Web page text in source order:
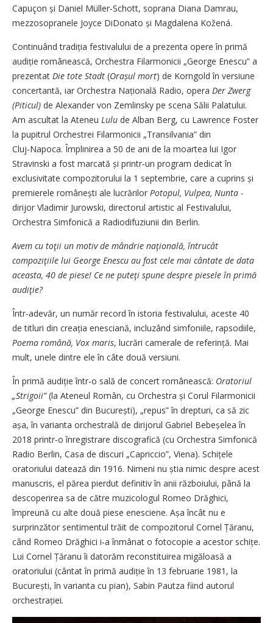
Capuçon și Daniel Müller‑Schott, soprana Diana Damrau,
mezzosopranele Joyce DiDonato și Magdalena Kožená.
Continuând tradiția festivalului de a prezenta opere în primă
audiție românească, Orchestra Filarmonicii „George Enescu” a
prezentat Die tote Stadt (Orașul mort) de Korngold în versiune
concertantă, iar Orchestra Națională Radio, opera Der Zwerg
(Piticul) de Alexander von Zemlinsky pe scena Sălii Palatului.
Am ascultat la Ateneu Lulu de Alban Berg, cu Lawrence Foster
la pupitrul Orchestrei Filarmonicii „Transilvania” din
Cluj‑Napoca. Împlinirea a 50 de ani de la moartea lui Igor
Stravinski a fost marcată și printr‑un program dedicat în
exclusivitate compozitorului la 1 septembrie, care a cuprins și
premierele românești ale lucrărilor Potopul, Vulpea, Nunta -
dirijor Vladimir Jurowski, directorul artistic al Festivalului,
Orchestra Simfonică a Radiodifuziunii din Berlin.
Avem cu toţii un motiv de mândrie naţională, întrucât
compoziţiile lui George Enescu au fost cele mai cântate de data
aceasta, 40 de piese! Ce ne puteţi spune despre piesele în primă
audiţie?
Într‑adevăr, un număr record în istoria festivalului, aceste 40
de titluri din creația enesciană, incluzând simfoniile, rapsodiile,
Poema română, Vox maris, lucrări camerale de referință. Mai
mult, unele dintre ele în câte două versiuni.
În primă audiție într‑o sală de concert românească: Oratoriul
„Strigoii”(la Ateneul Român, cu Orchestra și Corul Filarmonicii
„George Enescu” din București), „repus” în drepturi, ca să zic
așa, în varianta orchestrală de dirijorul Gabriel Bebeșelea în
2018 printr‑o înregistrare discografică (cu Orchestra Simfonică
Radio Berlin, Casa de discuri „Capriccio”, Viena). Schițele
oratoriului datează din 1916. Nimeni nu știa nimic despre acest
manuscris, el părea pierdut definitiv în anii războiului, până la
descoperirea sa de către muzicologul Romeo Drăghici,
împreună cu alte două piese enesciene. Așa încât nu e
surprinzător sentimentul trăit de compozitorul Cornel Țăranu,
când Romeo Drăghici i‑a înmânat o fotocopie a acestor schițe.
Lui Cornel Țăranu îi datorăm reconstituirea migăloasă a
oratoriului (cântat în primă audiție în 13 februarie 1981, la
București, în varianta cu pian), Sabin Pautza fiind autorul
orchestrației.